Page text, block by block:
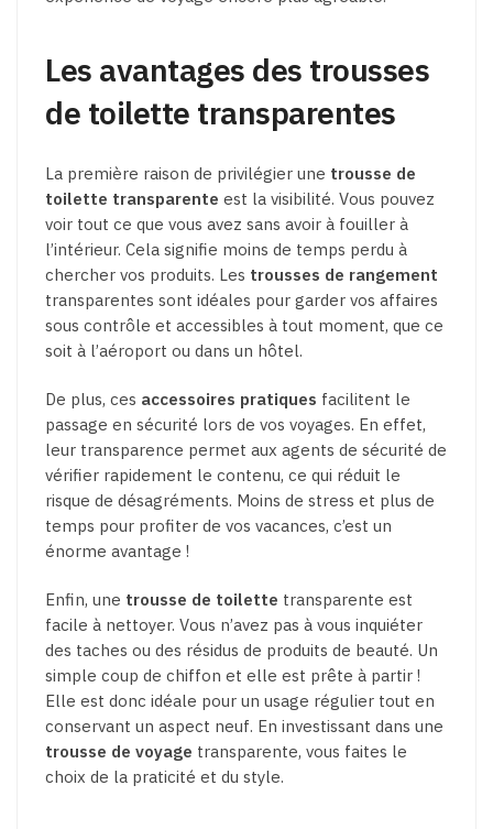
Les avantages des trousses
de toilette transparentes
La première raison de privilégier une trousse de
toilette transparente est la visibilité. Vous pouvez
voir tout ce que vous avez sans avoir à fouiller à
l’intérieur. Cela signifie moins de temps perdu à
chercher vos produits. Les trousses de rangement
transparentes sont idéales pour garder vos affaires
sous contrôle et accessibles à tout moment, que ce
soit à l’aéroport ou dans un hôtel.
De plus, ces accessoires pratiques facilitent le
passage en sécurité lors de vos voyages. En effet,
leur transparence permet aux agents de sécurité de
vérifier rapidement le contenu, ce qui réduit le
risque de désagréments. Moins de stress et plus de
temps pour profiter de vos vacances, c’est un
énorme avantage !
Enfin, une trousse de toilette transparente est
facile à nettoyer. Vous n’avez pas à vous inquiéter
des taches ou des résidus de produits de beauté. Un
simple coup de chiffon et elle est prête à partir !
Elle est donc idéale pour un usage régulier tout en
conservant un aspect neuf. En investissant dans une
trousse de voyage transparente, vous faites le
choix de la praticité et du style.